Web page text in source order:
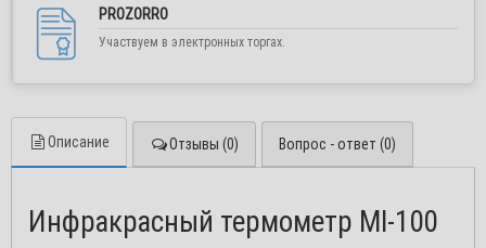
PROZORRO
Участвуем в электронных торгах.
Описание Отзывы (0) Вопрос - ответ (0)
Инфракрасный термометр MI-100
Для постоянных клиенов и партнеров в случае
необходимости рекомендуем воспользоваться формой
обратной связи или написать нам в любой удобный
мессенджер.
Viber, Telegram, WhatsApp или на е-мейл, мы
всегда вам ответим по возможности!!!